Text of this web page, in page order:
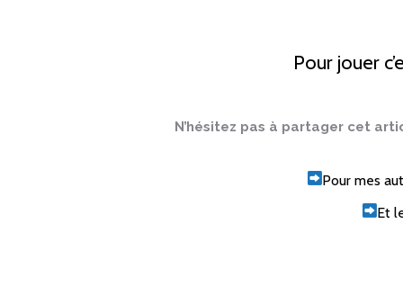
Pour jouer
N’hésitez pas à partager cet
Pour mes
Et